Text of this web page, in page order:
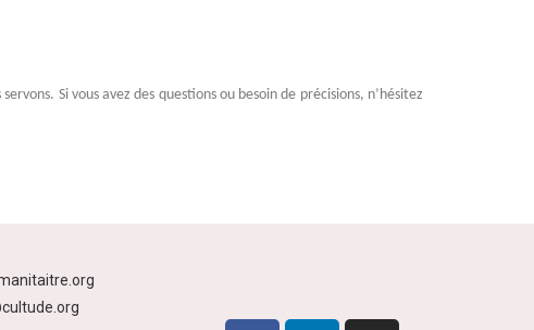
Si vous avez des questions ou besoin de précisions, n’hésitez